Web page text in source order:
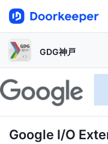
GDG神戸
Google I/O